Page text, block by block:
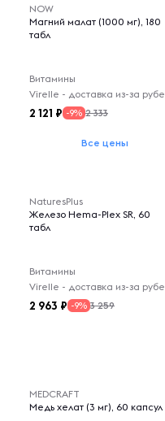
NOW
Магний малат (1000 мг), 180
табл
Витамины
2 121 -9% 2 333
Все цены
NaturesPlus
Железо Hema-Plex SR, 60
табл
Витамины
2 963 -9% 3 259
MEDCRAFT
Медь хелат (3 мг), 60 капсул